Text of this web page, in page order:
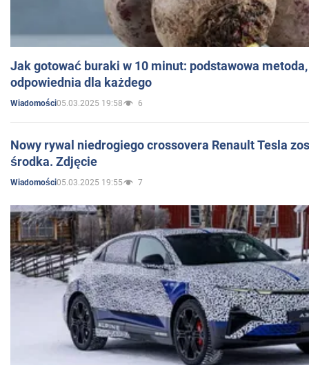
Jak gotować buraki w 10 minut: podstawowa
odpowiednia dla każdego
Wiadomości05.03.2025 19:58 6
Nowy rywal niedrogiego crossovera Renault Tesla
środka. Zdjęcie
Wiadomości05.03.2025 19:55 7